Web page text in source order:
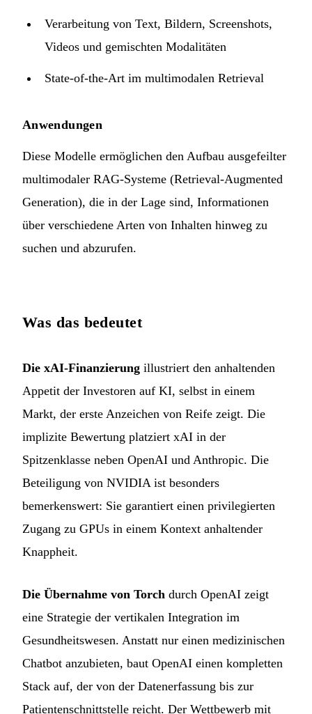
Verarbeitung von Text, Bildern, Screenshots,
Videos und gemischten Modalitäten
State-of-the-Art im multimodalen Retrieval
Anwendungen
Diese Modelle ermöglichen den Aufbau ausgefeilter
multimodaler RAG-Systeme (Retrieval-Augmented
Generation), die in der Lage sind, Informationen
über verschiedene Arten von Inhalten hinweg zu
suchen und abzurufen.
Was das bedeutet
Die xAI-Finanzierung illustriert den anhaltenden
Appetit der Investoren auf KI, selbst in einem
Markt, der erste Anzeichen von Reife zeigt. Die
implizite Bewertung platziert xAI in der
Spitzenklasse neben OpenAI und Anthropic. Die
Beteiligung von NVIDIA ist besonders
bemerkenswert: Sie garantiert einen privilegierten
Zugang zu GPUs in einem Kontext anhaltender
Knappheit.
Die Übernahme von Torch durch OpenAI zeigt
eine Strategie der vertikalen Integration im
Gesundheitswesen. Anstatt nur einen medizinischen
Chatbot anzubieten, baut OpenAI einen kompletten
Stack auf, der von der Datenerfassung bis zur
Patientenschnittstelle reicht. Der Wettbewerb mit